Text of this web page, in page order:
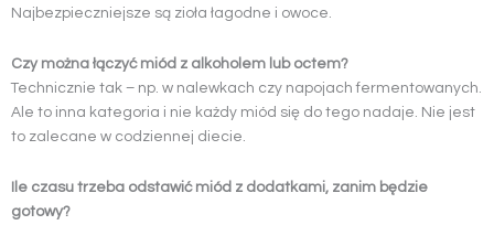
Najbezpieczniejsze są zioła łagodne i owoce.
Czy można łączyć miód z alkoholem lub octem?
Technicznie tak – np. w nalewkach czy napojach fermentowanych.
Ale to inna kategoria i nie każdy miód się do tego nadaje. Nie jest
to zalecane w codziennej diecie.
Ile czasu trzeba odstawić miód z dodatkami, zanim będzie
gotowy?